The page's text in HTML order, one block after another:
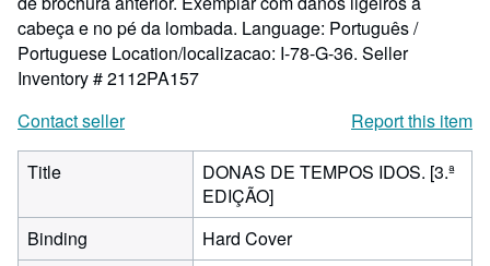
cabeça e no pé da lombada. Language: Português /
Portuguese Location/localizacao: I-78-G-36. Seller
Inventory # 2112PA157
Contact seller
Report this item
Title
DONAS DE TEMPOS IDOS. [3.ª
EDIÇÃO]
Binding
Hard Cover